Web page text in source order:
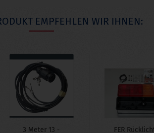
EMPFEHLEN WIR IHNEN:
3 Meter 13 -
FER